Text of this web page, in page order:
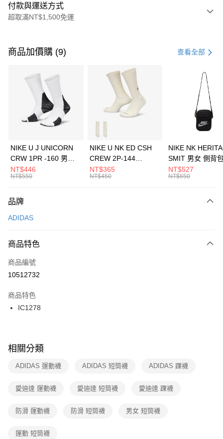
付款與運送方式
超取滿NT$1,500免運
信用卡一次付款
3 期 0 利率 每期 21家銀行
合作金庫商業銀行
第一商業銀行
華南商業銀行
彰化商業銀行
上海商業儲蓄銀行
元大商業銀行
台灣樂天信用卡公司
Apple Pay
全盈+PAY
AFTEE先享後付
【關於「AFTEE先享後付」】
便利好安心！
３．安心：先確認商品／服務後，再付款。
【「AFTEE先享後付」結帳流程】
１．於結帳方式選擇「AFTEE先享後付」後，將跳轉至「AFTEE先享後付」
２．訂單成立數日內，您將收到繳費通知簡訊。
３．收到繳費通知簡訊後14天內，點擊此簡訊中的連結，可透過四大超商／
ATM／網路銀行／等多元方式進行付款，方視為交易完成。
※ 交易是否成功請以「AFTEE先享後付 」之結帳頁面顯示為準，若有關於
是否繳費成功／繳費後需取消欲退款等相關疑問，請聯繫「AFTEE先享後付
客戶支援中心」https://netprotections.freshdesk.com/support/home
１．透過由恩沛科技股份有限公司提供之「AFTEE先享後付」服務完成之交
權轉讓予恩沛科技股份有限公司。
３．未成年的使用者請事先徵得法定代理人或監護人之同意方可使用
運送方式
每筆NT$100，滿NT$1,500(含以上)免運費
宅配
每筆NT$100，滿NT$1,500(含以上)免運費
付款後門市自取
每筆NT$100，滿NT$1,500(含以上)免運費
商品加價購 (9) 查看全部
NIKE U J UNICORN
CRW 1PR -160 男女
中統襪 FZ3393100
NT$446
NT$550
NIKE U NK ED CSH
CREW 2P-144
EMBRDY 男女 短統襪
FZ3073133
NT$365
NT$450
NIKE NK
SMIT 男女 側背
BA5871010
NT$527
NT$650
品牌
ADIDAS
商品特色
商品編號
10512732
商品特色
IC1278
相關分類
ADIDAS 運動襪 ADIDAS 短筒襪 ADIDAS 踝襪
愛迪達 運動襪 愛迪達 短筒襪 愛迪達 踝襪
防滑 運動襪 防滑 短筒襪 男女 短筒襪
運動 短筒襪